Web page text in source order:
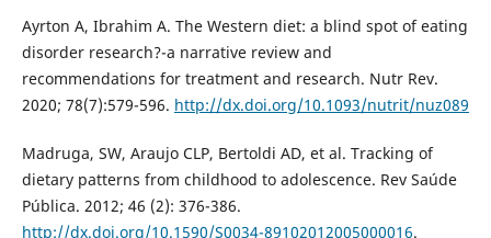
Ayrton A, Ibrahim A. The Western diet: a blind spot of eating
disorder research?-a narrative review and
recommendations for treatment and research. Nutr Rev.
2020; 78(7):579-596. http://dx.doi.org/10.1093/nutrit/nuz089
Madruga, SW, Araujo CLP, Bertoldi AD, et al. Tracking of
dietary patterns from childhood to adolescence. Rev Saúde
Pública. 2012; 46 (2): 376-386.
http://dx.doi.org/10.1590/S0034-89102012005000016.